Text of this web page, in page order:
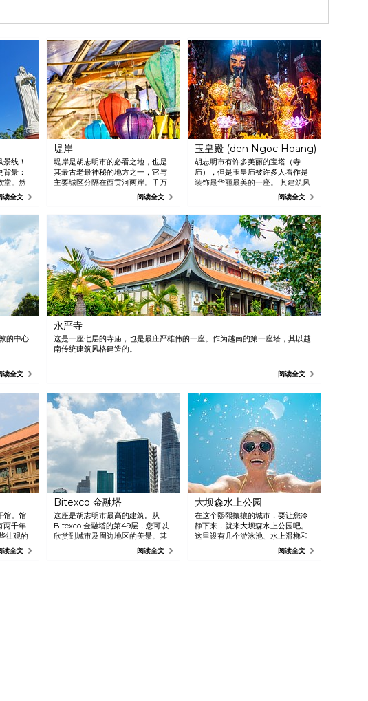
线！
景：
堂。然
殖民者
一座木
在
组
建筑
负责建
母大
堂正式
最独特
教会更
实圣母
晚期哥
其使用
运往
集
会先想
读全文
堤岸
堤岸是胡志明市的必看之地，也是
其最古老最神秘的地方之一，它与
主要城区分隔在西贡河两岸。千万
别错过令人惊叹的 Tan Binh 市
场，在清晨逛逛熙攘的市场能给您
带来真正的生活体验！ 在那里您可
以一窥西贡神秘的日常生活，它们
以实惠的价格售卖大量的服装、艺
术品和手工艺品。同时，这里拥有
西贡最美的几座寺庙，观音庙就是
其中最古老的一座。
阅读全文
玉皇殿 (den Ngoc Hoang)
胡志明市有许多美丽的宝塔（寺
庙），但是玉皇庙被许多人看作是
装饰最华丽最美的一座。 其建筑风
阅读全文
的中心
读全文
永严寺
这是一座七层的寺庙，也是最庄严雄伟的一座。作为越南的第一座塔，其以越
南传统建筑风格建造的。
阅读全文
馆。馆
两千年
壮观的
眼睛和
读全文
Bitexco 金融塔
这座是胡志明市最高的建筑。从
Bitexco 金融塔的第49层，您可以
欣赏到城市及周边地区的美景。其
拥有现代建筑，而灵感来自莲花。
它在城市天际线上脱颖而出，想看
阅读全文
大坝森水上公园
在这个熙熙攘攘的城市，要让您冷
静下来，就来大坝森水上公园吧。
这里设有几个游泳池、水上滑梯和
游乐设施，将令您一整天持续兴
阅读全文